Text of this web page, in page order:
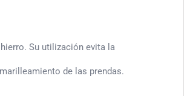
Su utilización evita la
de las prendas.